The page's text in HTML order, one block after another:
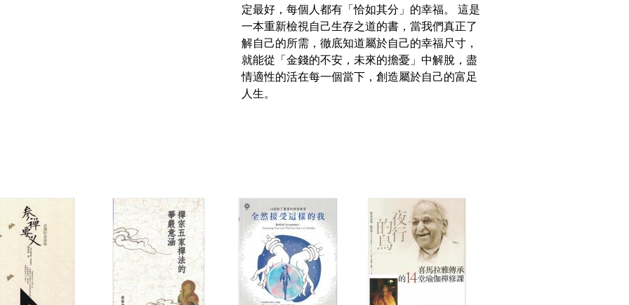
定最好，每個人都有「恰如其分」的幸福。 這是
一本重新檢視自己生存之道的書，當我們真正了
解自己的所需，徹底知道屬於自己的幸福尺寸，
就能從「金錢的不安，未來的擔憂」中解脫，盡
情適性的活在每一個當下，創造屬於自己的富足
人生。